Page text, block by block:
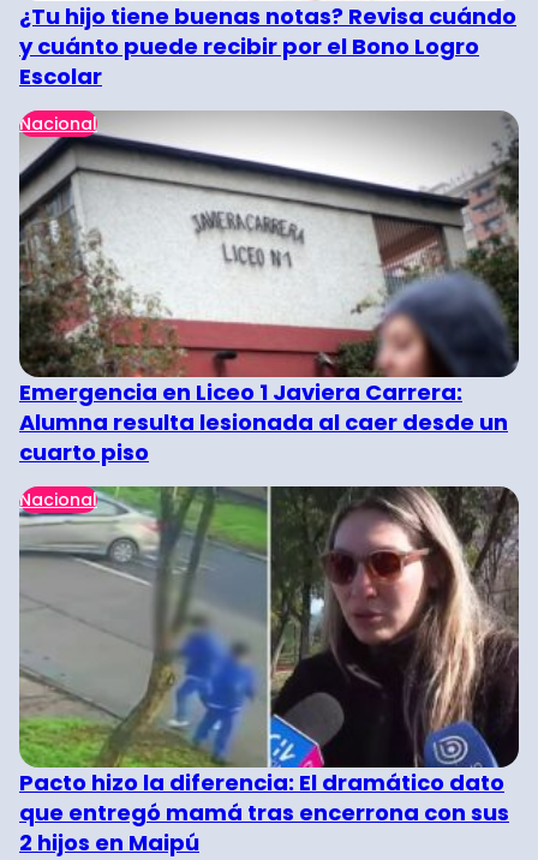
¿Tu hijo tiene buenas notas? Revisa cuándo
y cuánto puede recibir por el Bono Logro
Escolar
Nacional
Emergencia en Liceo 1 Javiera Carrera:
Alumna resulta lesionada al caer desde un
cuarto piso
Nacional
Pacto hizo la diferencia: El dramático dato
que entregó mamá tras encerrona con sus
2 hijos en Maipú